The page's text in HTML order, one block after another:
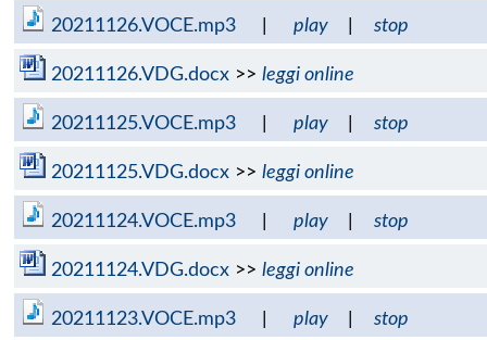
20211126.VOCE.mp3 play stop
20211126.VDG.docx >> leggi online
20211125.VOCE.mp3 play stop
20211125.VDG.docx >> leggi online
20211124.VOCE.mp3 play stop
20211124.VDG.docx >> leggi online
20211123.VOCE.mp3 play stop